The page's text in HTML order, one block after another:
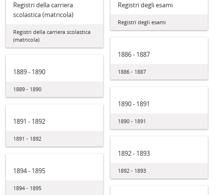
Registri della carriera
scolastica (matricola)
Registri della carriera scolastica
(matricola)
Registri degli esami
Registri degli esami
1886 - 1887
1886 - 1887
1889 - 1890
1889 - 1890
1890 - 1891
1890 - 1891
1891 - 1892
1891 - 1892
1892 - 1893
1892 - 1893
1894 - 1895
1894 - 1895